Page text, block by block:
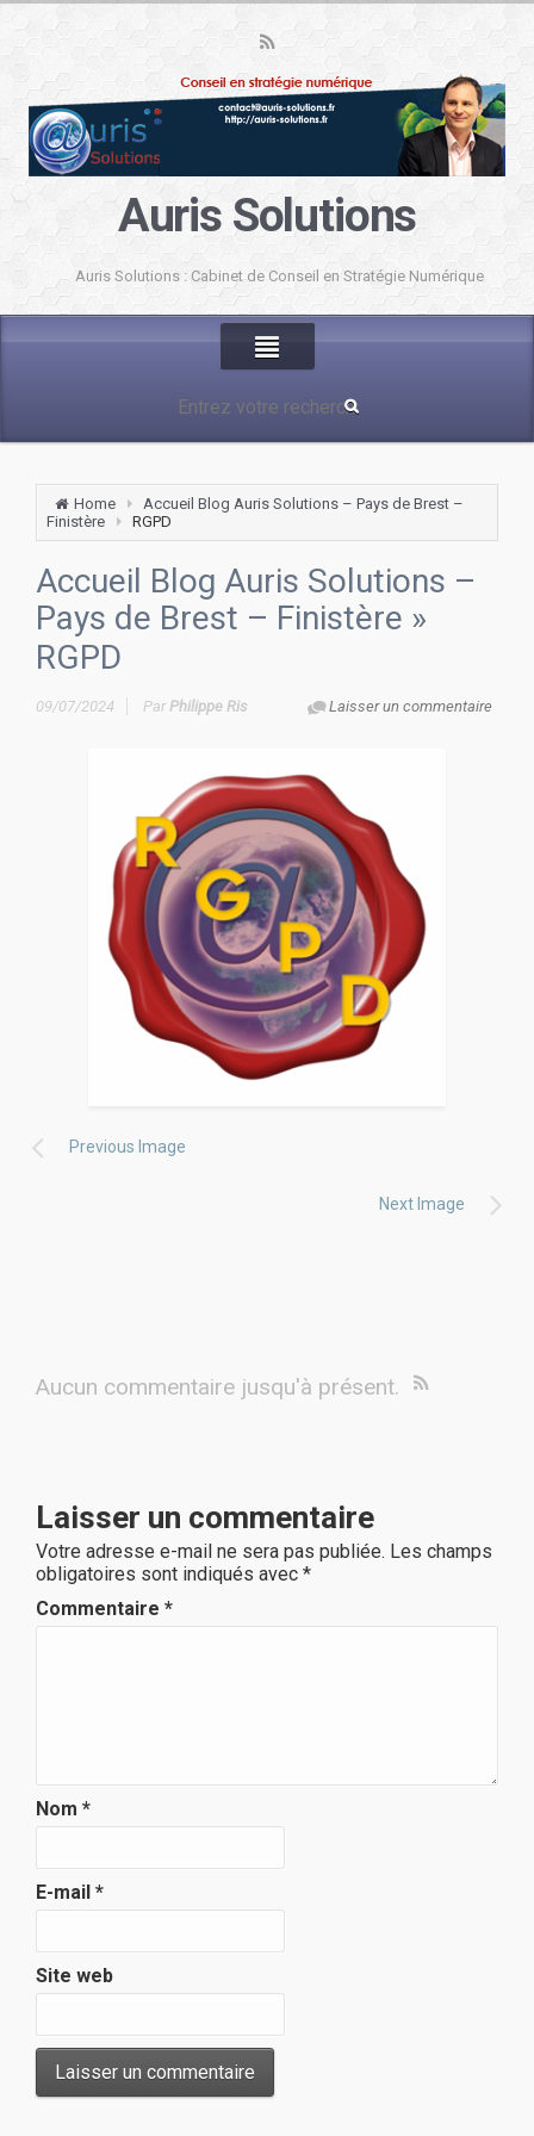
Auris Solutions
Auris Solutions : Cabinet de Conseil en Stratégie Numérique
Home
Accueil Blog Auris Solutions – Pays de Brest –
Finistère
RGPD
Accueil Blog Auris Solutions –
Pays de Brest – Finistère »
RGPD
09/07/2024 Laisser un commentaire
ParPhilippe Ris
Previous Image
Next Image
Aucun commentaire jusqu'à présent.
Laisser un commentaire
Votre adresse e-mail ne sera pas publiée. Les champs
obligatoires sont indiqués avec *
Commentaire *
Nom *
E-mail *
Site web